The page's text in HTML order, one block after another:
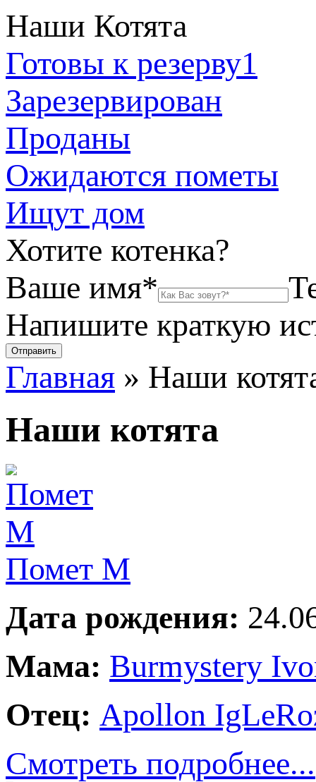
Наши Котята
Готовы к резерву1
Зарезервирован
Проданы
Ожидаются пометы
Ищут дом
Хотите котенка?
Ваше имя*
Напишите краткую
Главная » Наши
Наши котята
Помет М
Дата рождения:
Мама: Burmystery
Отец: Apollon
Смотреть подробнее...